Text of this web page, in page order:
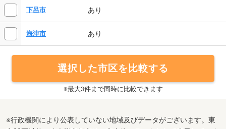
下呂市 あり
海津市 あり
選択した市区を比較する
※最大3件まで同時に比較できます
※行政機関により公表していない地域及びデータがございます。東